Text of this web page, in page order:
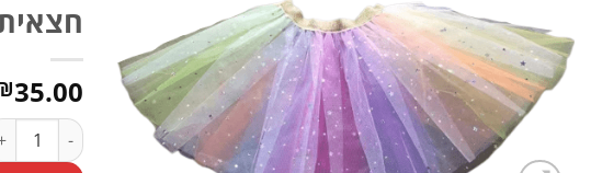
חצאית
35.00
כמות של